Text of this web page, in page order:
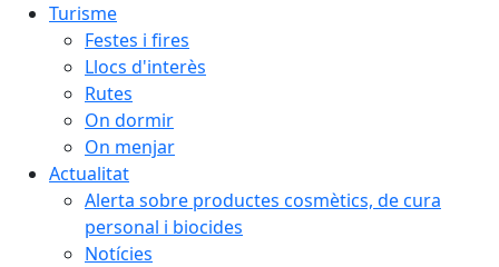
Turisme
Festes i fires
Llocs d'interès
Rutes
On dormir
On menjar
Actualitat
Alerta sobre productes cosmètics, de cura
personal i biocides
Notícies